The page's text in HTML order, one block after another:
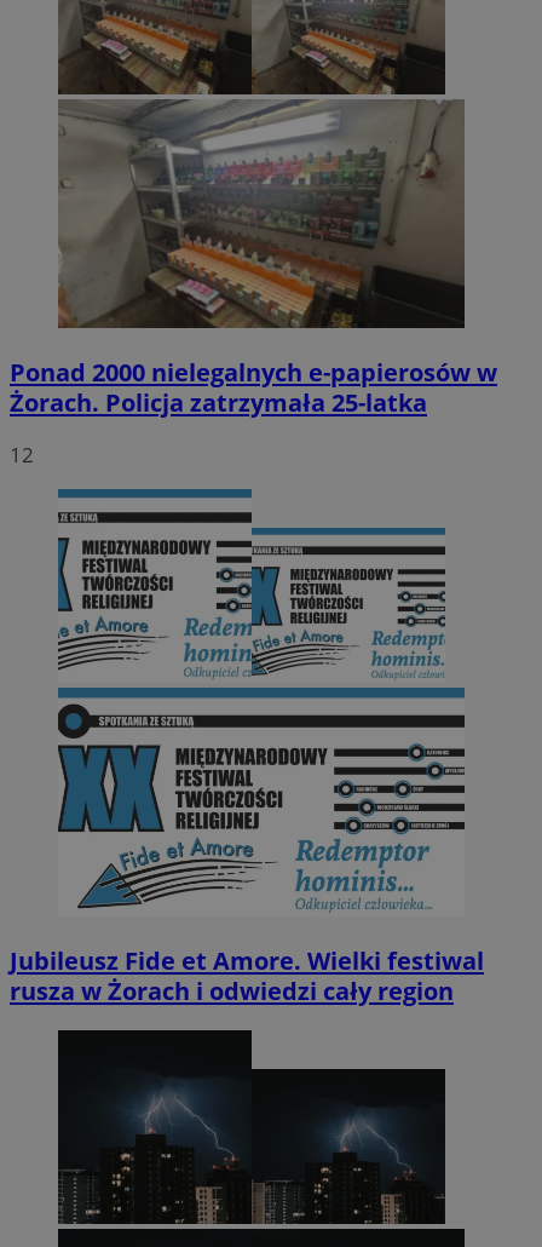
Ponad 2000 nielegalnych e-papierosów w
Żorach. Policja zatrzymała 25-latka
12
Jubileusz Fide et Amore. Wielki festiwal
rusza w Żorach i odwiedzi cały region